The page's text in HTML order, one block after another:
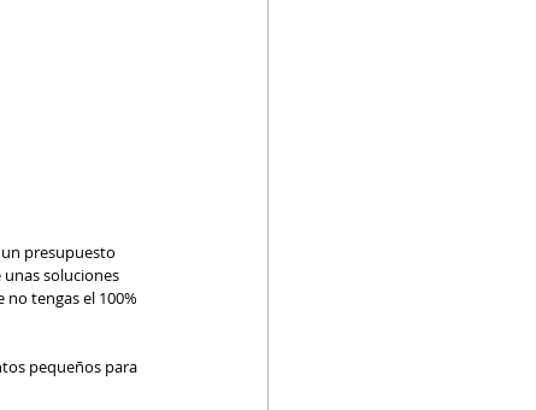
presupuesto
soluciones
tengas el 100%
pequeños para